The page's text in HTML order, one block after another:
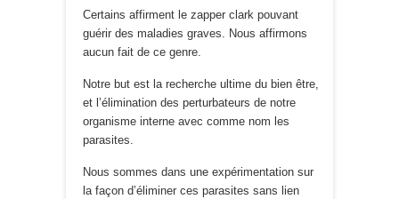
Certains affirment le zapper clark pouvant
guérir des maladies graves. Nous affirmons
aucun fait de ce genre.
Notre but est la recherche ultime du bien être,
et l’élimination des perturbateurs de notre
organisme interne avec comme nom les
parasites.
Nous sommes dans une expérimentation sur
la façon d’éliminer ces parasites sans lien